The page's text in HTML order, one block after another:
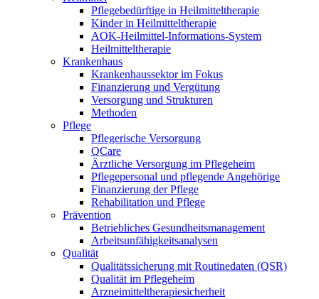
Pflegebedürftige in Heilmitteltherapie
Kinder in Heilmitteltherapie
AOK-Heilmittel-Informations-System
Heilmitteltherapie
Krankenhaus
Krankenhaussektor im Fokus
Finanzierung und Vergütung
Versorgung und Strukturen
Methoden
Pflege
Pflegerische Versorgung
QCare
Ärztliche Versorgung im Pflegeheim
Pflegepersonal und pflegende Angehörige
Finanzierung der Pflege
Rehabilitation und Pflege
Prävention
Betriebliches Gesundheitsmanagement
Arbeitsunfähigkeitsanalysen
Qualität
Qualitätssicherung mit Routinedaten (QSR)
Qualität im Pflegeheim
Arzneimitteltherapiesicherheit